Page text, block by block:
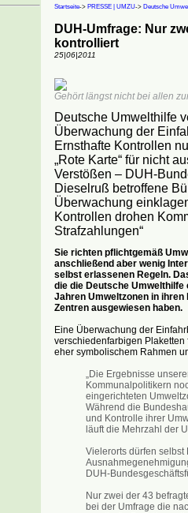
Startseite-> PRESSE | UMZU-> Deutsche
DUH-Umfrage: Nur
kontrolliert
25|06|2011
Gehört längst nicht bei allen
Deutsche Umwelthilfe
Überwachung der
Ernsthafte Kontrollen
„Rote Karte“ für nicht
Verstößen – DUH-
Dieselruß betroffene
Überwachung
Kontrollen drohen
Strafzahlungen“
Sie richten pflichtgemäß
anschließend aber wenig
selbst erlassenen Regeln.
die die Deutsche Umwelthilfe
Jahren Umweltzonen in
Zentren ausgewiesen haben.
Eine Überwachung der
verschiedenfarbigen
eher symbolischem Rahmen
„Die Ergebnisse
Kommunalpolitikern
eingerichteten
Während die
und Kontrolle ihrer
läuft die Mehrzahl der
Vielerorts dürfen selbst
DUH-
Nur zwei der 43
bei der Umfrage die